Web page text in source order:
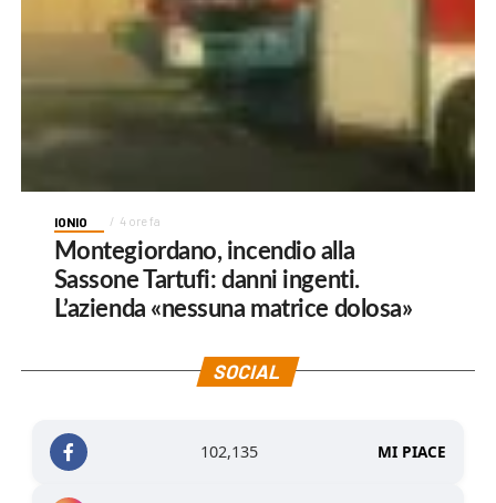
IONIO 4 ore fa
Montegiordano, incendio alla
Sassone Tartufi: danni ingenti.
L’azienda «nessuna matrice dolosa»
SOCIAL
102,135 MI PIACE